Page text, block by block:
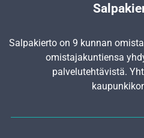
Salpakierto on 9 kunnan
omistajakuntiensa
palvelutehtävistä.